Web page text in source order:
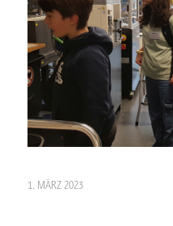
1. MÄRZ 2023